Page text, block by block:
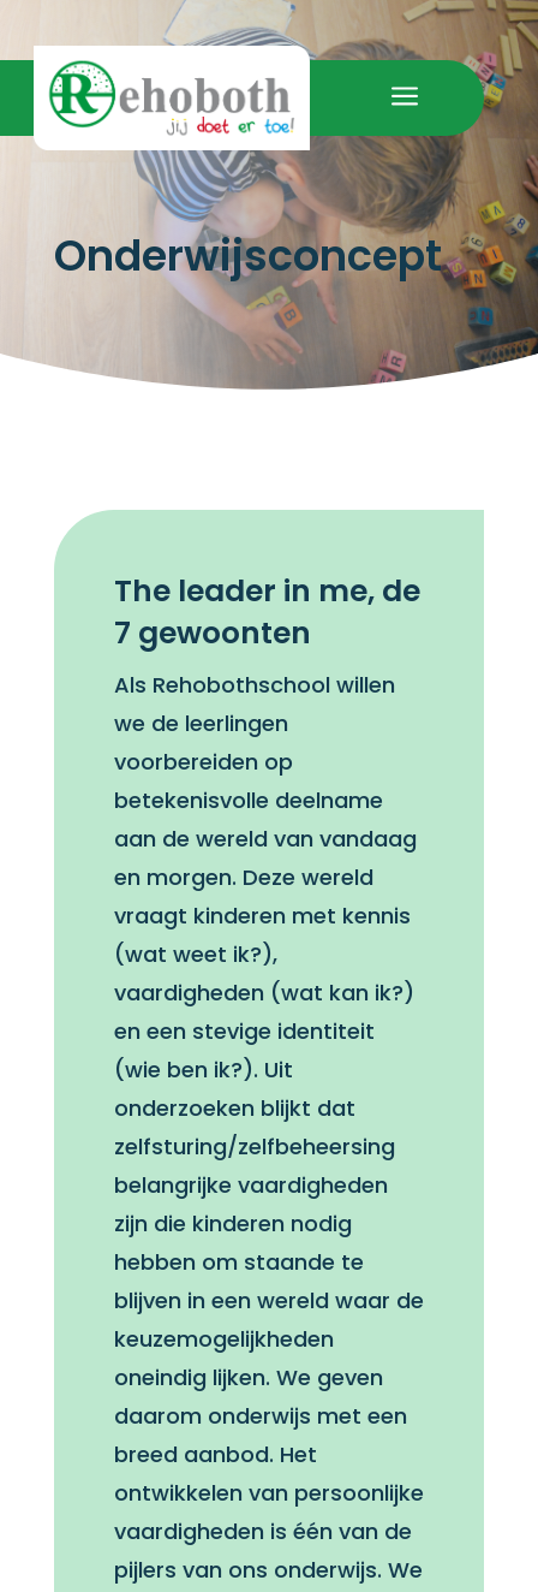
a
Onderwijsconcept
The leader in me, de
7 gewoonten
Als Rehobothschool willen
we de leerlingen
voorbereiden op
betekenisvolle deelname
aan de wereld van vandaag
en morgen. Deze wereld
vraagt kinderen met kennis
(wat weet ik?),
vaardigheden (wat kan ik?)
en een stevige identiteit
(wie ben ik?). Uit
onderzoeken blijkt dat
zelfsturing/zelfbeheersing
belangrijke vaardigheden
zijn die kinderen nodig
hebben om staande te
blijven in een wereld waar de
keuzemogelijkheden
oneindig lijken. We geven
daarom onderwijs met een
breed aanbod. Het
ontwikkelen van persoonlijke
vaardigheden is één van de
pijlers van ons onderwijs. We